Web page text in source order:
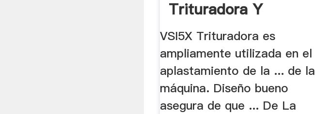
Trituradora Y
Molino En .
VSI5X Trituradora es
ampliamente utilizada en el
aplastamiento de la ... de la
máquina. Diseño bueno
asegura de que ... De La